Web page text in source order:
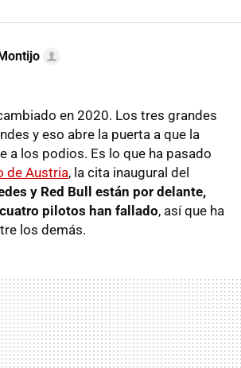
en 2020. Los tres grandes
y eso abre la puerta a que la
a los podios. Es lo que ha pasado
de Austria, la cita inaugural del
y Red Bull están por delante,
pilotos han fallado, así que ha
los demás.